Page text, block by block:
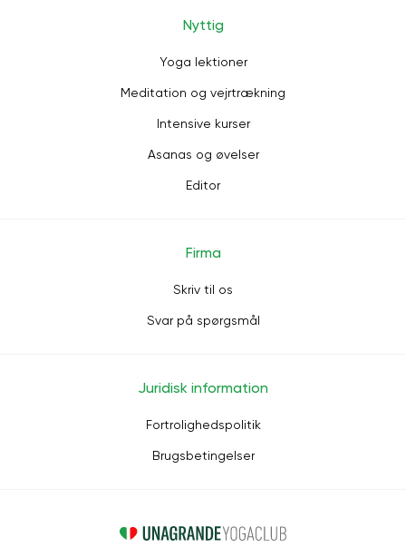
Nyttig
Yoga lektioner
Meditation og vejrtrækning
Intensive kurser
Asanas og øvelser
Editor
Firma
Skriv til os
Svar på spørgsmål
Juridisk information
Fortrolighedspolitik
Brugsbetingelser